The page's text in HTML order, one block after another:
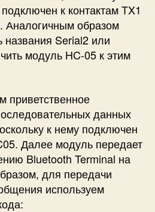
к контактам TX1
Аналогичным образом
названия Serial2 или
модуль HC-05 к этим
приветственное
данных
к нему подключен
Далее модуль передает
Bluetooth Terminal на
для передачи
используем